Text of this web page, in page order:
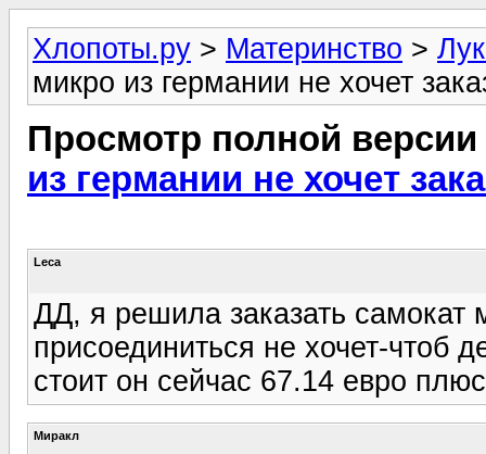
Хлопоты.ру > Материнство >
микро из германии не хочет
Просмотр полной
из германии не хочет
Leca
ДД, я решила заказать самокат
присоединиться не хочет-чтоб
стоит он сейчас 67.14 евро
Миракл